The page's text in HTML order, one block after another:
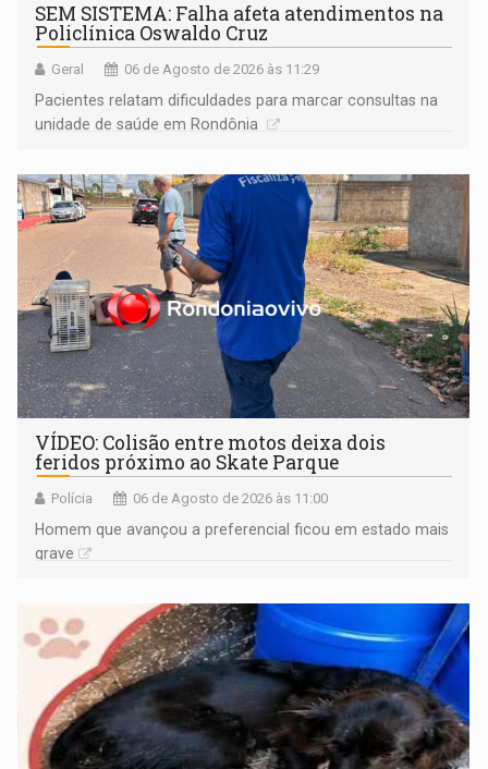
SEM SISTEMA: Falha afeta atendimentos na
Policlínica Oswaldo Cruz
Geral 06 de Agosto de 2026 às 11:29
Pacientes relatam dificuldades para marcar consultas na
unidade de saúde em Rondônia
VÍDEO: Colisão entre motos deixa dois
feridos próximo ao Skate Parque
Polícia 06 de Agosto de 2026 às 11:00
Homem que avançou a preferencial ficou em estado mais
grave